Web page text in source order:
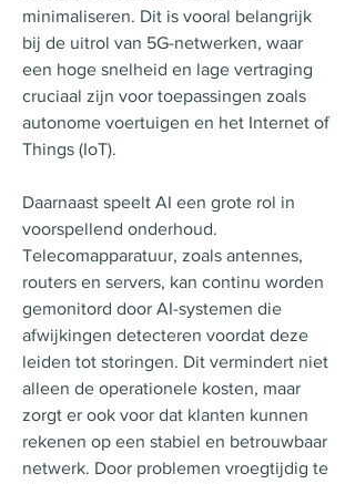
minimaliseren. Dit is vooral belangrijk
bij de uitrol van 5G-netwerken, waar
een hoge snelheid en lage vertraging
cruciaal zijn voor toepassingen zoals
autonome voertuigen en het Internet of
Things (IoT).
Daarnaast speelt AI een grote rol in
voorspellend onderhoud.
Telecomapparatuur, zoals antennes,
routers en servers, kan continu worden
gemonitord door AI-systemen die
afwijkingen detecteren voordat deze
leiden tot storingen. Dit vermindert niet
alleen de operationele kosten, maar
zorgt er ook voor dat klanten kunnen
rekenen op een stabiel en betrouwbaar
netwerk. Door problemen vroegtijdig te